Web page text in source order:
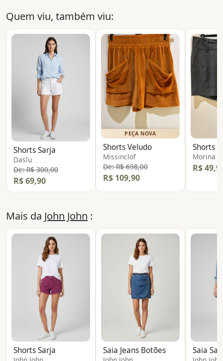
Quem viu, também viu:
Shorts Sarja
Daslu
De: R$ 300,00
R$ 69,90
PEÇA NOVA
Shorts Veludo
Missinclof
De: R$ 698,00
R$ 109,90
Morina
R$
Mais da John John :
Shorts Sarja Saia Jeans Botões Saia